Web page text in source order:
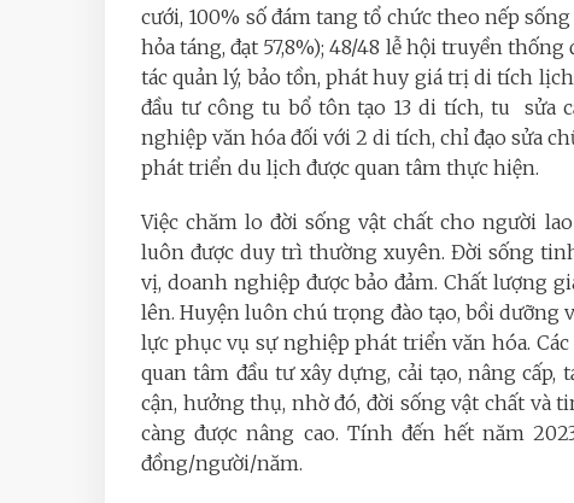
cưới, 100% số đám tang tổ chức theo nếp
hỏa táng, đạt 57,8%); 48/48 lễ hội truyền
tác quản lý, bảo tồn, phát huy giá trị di tích
đầu tư công tu bổ tôn tạo 13 di tích, tu sửa
nghiệp văn hóa đối với 2 di tích, chỉ đạo sửa
phát triển du lịch được quan tâm thực hiện.
Việc chăm lo đời sống vật chất cho người
luôn được duy trì thường xuyên. Đời sống
vị, doanh nghiệp được bảo đảm. Chất lượng
lên. Huyện luôn chú trọng đào tạo, bồi dưỡng
lực phục vụ sự nghiệp phát triển văn hóa.
quan tâm đầu tư xây dựng, cải tạo, nâng
cận, hưởng thụ, nhờ đó, đời sống vật chất và
càng được nâng cao. Tính đến hết năm
đồng/người/năm.